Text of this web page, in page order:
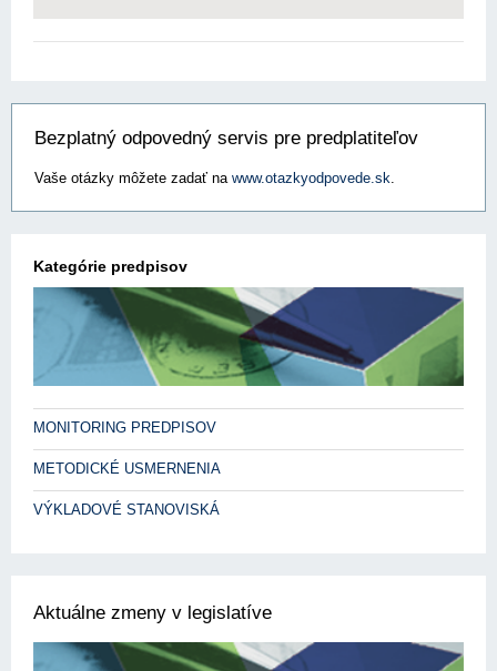
Bezplatný odpovedný servis pre predplatiteľov
Vaše otázky môžete zadať na www.otazkyodpovede.sk.
Kategórie predpisov
MONITORING PREDPISOV
METODICKÉ USMERNENIA
VÝKLADOVÉ STANOVISKÁ
Aktuálne zmeny v legislatíve